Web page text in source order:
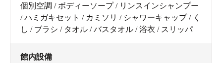
個別空調 / ボディーソープ / リンスインシャンプー
/ ハミガキセット / カミソリ / シャワーキャップ / く
し / ブラシ / タオル / バスタオル / 浴衣 / スリッパ
館内設備